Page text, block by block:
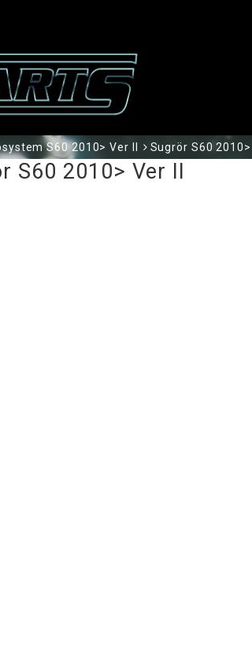
S60 2010> Ver II Sugrör S60 2010>
S60 2010> Ver II